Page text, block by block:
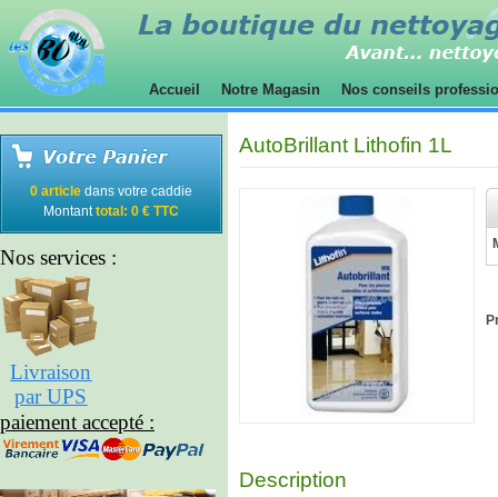
Accueil Notre Magasin Nos conseils
0 article dans votre caddie
Montanttotal: 0 € TTC
Nos services :
Livraison
par UPS
paiement accepté :
AutoBrillant Lithofin 1L
Description